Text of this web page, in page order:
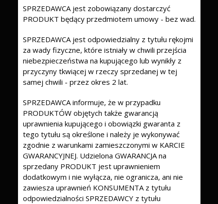
SPRZEDAWCA jest zobowiązany dostarczyć
PRODUKT będący przedmiotem umowy - bez wad.
SPRZEDAWCA jest odpowiedzialny z tytułu rękojmi
za wady fizyczne, które istniały w chwili przejścia
niebezpieczeństwa na kupującego lub wynikły z
przyczyny tkwiącej w rzeczy sprzedanej w tej
samej chwili - przez okres 2 lat.
SPRZEDAWCA informuje, że w przypadku
PRODUKTÓW objętych także gwarancją
uprawnienia kupującego i obowiązki gwaranta z
tego tytułu są określone i należy je wykonywać
zgodnie z warunkami zamieszczonymi w KARCIE
GWARANCYJNEJ. Udzielona GWARANCJA na
sprzedany PRODUKT jest uprawnieniem
dodatkowym i nie wyłącza, nie ogranicza, ani nie
zawiesza uprawnień KONSUMENTA z tytułu
odpowiedzialności SPRZEDAWCY z tytułu